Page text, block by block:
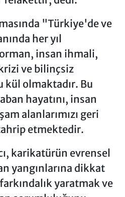
"Türkiye'de ve
her yıl
insan ihmali,
ve bilinçsiz
kül olmaktadır. Bu
hayatını, insan
alanlarımızı geri
etmektedir.
karikatürün evrensel
yangınlarına dikkat
yaratmak ve